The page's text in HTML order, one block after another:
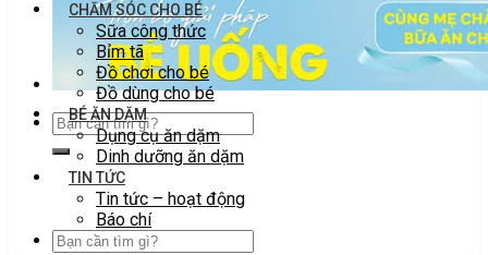
CHĂM SÓC CHO BÉ
Sữa công thức
Bỉm tã
Đồ chơi cho bé
Đồ dùng cho bé
BÉ ĂN DẶM
Dụng cụ ăn dặm
Dinh dưỡng ăn dặm
TIN TỨC
Tin tức – hoạt động
Báo chí